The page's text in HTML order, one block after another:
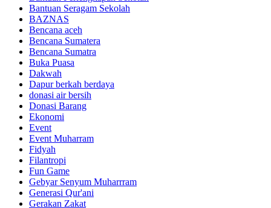
Bantuan Seragam Sekolah
BAZNAS
Bencana aceh
Bencana Sumatera
Bencana Sumatra
Buka Puasa
Dakwah
Dapur berkah berdaya
donasi air bersih
Donasi Barang
Ekonomi
Event
Event Muharram
Fidyah
Filantropi
Fun Game
Gebyar Senyum Muharrram
Generasi Qur'ani
Gerakan Zakat